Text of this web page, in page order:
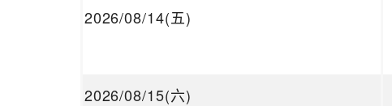
2026/08/14(五)
2026/08/15(六)